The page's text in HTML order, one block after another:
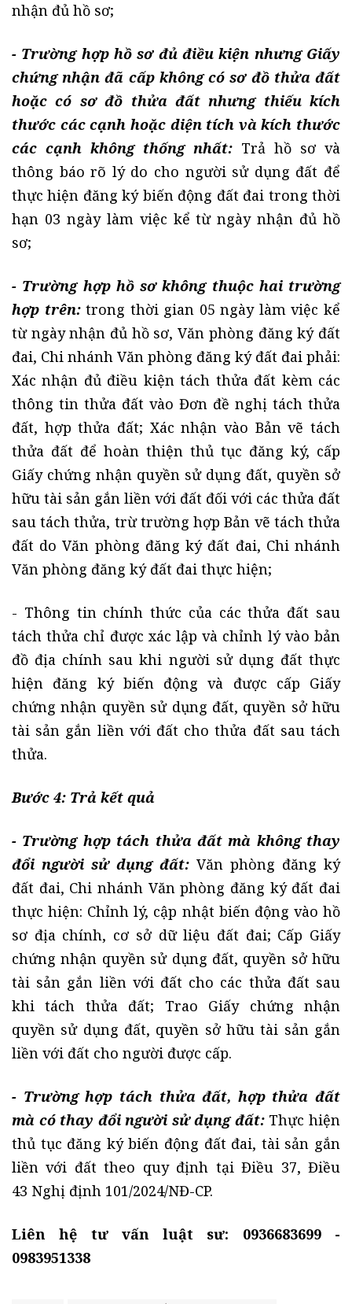
nhận đủ hồ sơ;
- Trường hợp hồ sơ đủ điều kiện nhưng Giấy
chứng nhận đã cấp không có sơ đồ thửa đất
hoặc có sơ đồ thửa đất nhưng thiếu kích
thước các cạnh hoặc diện tích và kích thước
các cạnh không thống nhất: Trả hồ sơ và
thông báo rõ lý do cho người sử dụng đất để
thực hiện đăng ký biến động đất đai trong thời
hạn 03 ngày làm việc kể từ ngày nhận đủ hồ
sơ;
- Trường hợp hồ sơ không thuộc hai trường
hợp trên:trong thời gian 05 ngày làm việc kể
từ ngày nhận đủ hồ sơ, Văn phòng đăng ký đất
đai, Chi nhánh Văn phòng đăng ký đất đai phải:
Xác nhận đủ điều kiện tách thửa đất kèm các
thông tin thửa đất vào Đơn đề nghị tách thửa
đất, hợp thửa đất; Xác nhận vào Bản vẽ tách
thửa đất để hoàn thiện thủ tục đăng ký, cấp
Giấy chứng nhận quyền sử dụng đất, quyền sở
hữu tài sản gắn liền với đất đối với các thửa đất
sau tách thửa, trừ trường hợp Bản vẽ tách thửa
đất do Văn phòng đăng ký đất đai, Chi nhánh
Văn phòng đăng ký đất đai thực hiện;
- Thông tin chính thức của các thửa đất sau
tách thửa chỉ được xác lập và chỉnh lý vào bản
đồ địa chính sau khi người sử dụng đất thực
hiện đăng ký biến động và được cấp Giấy
chứng nhận quyền sử dụng đất, quyền sở hữu
tài sản gắn liền với đất cho thửa đất sau tách
thửa.
Bước 4: Trả kết quả
- Trường hợp tách thửa đất mà không thay
đổi người sử dụng đất: Văn phòng đăng ký
đất đai, Chi nhánh Văn phòng đăng ký đất đai
thực hiện: Chỉnh lý, cập nhật biến động vào hồ
sơ địa chính, cơ sở dữ liệu đất đai; Cấp Giấy
chứng nhận quyền sử dụng đất, quyền sở hữu
tài sản gắn liền với đất cho các thửa đất sau
khi tách thửa đất; Trao Giấy chứng nhận
quyền sử dụng đất, quyền sở hữu tài sản gắn
liền với đất cho người được cấp.
- Trường hợp tách thửa đất, hợp thửa đất
mà có thay đổi người sử dụng đất:Thực hiện
thủ tục đăng ký biến động đất đai, tài sản gắn
liền với đất theo quy định tại Điều 37, Điều
43 Nghị định 101/2024/NĐ-CP.
Liên hệ tư vấn luật sư: 0936683699 -
0983951338